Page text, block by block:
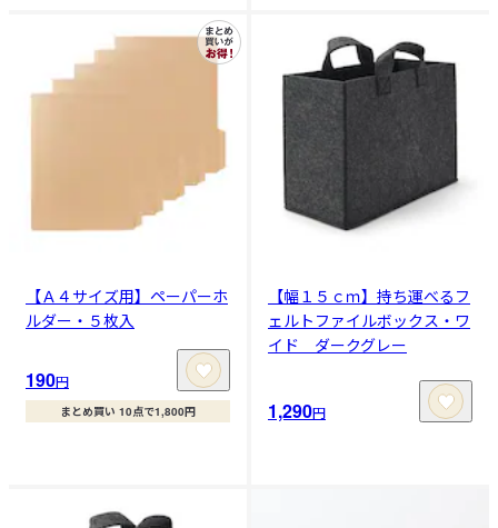
【Ａ４サイズ用】ペーパーホ
ルダー・５枚入
190円
まとめ買い 10点で1,800円
【幅１５ｃｍ】持ち運べるフ
ェルトファイルボックス・ワ
イド ダークグレー
1,290円